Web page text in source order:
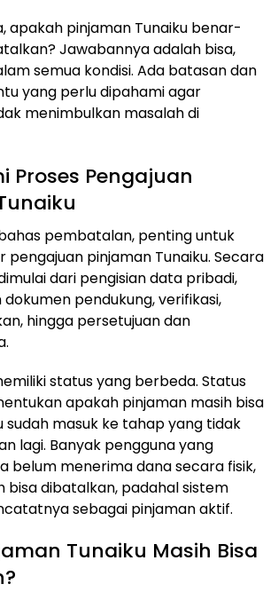
apakah pinjaman Tunaiku benar-
Jawabannya adalah bisa,
semua kondisi. Ada batasan dan
yang perlu dipahami agar
menimbulkan masalah di
Proses Pengajuan
pembatalan, penting untuk
pengajuan pinjaman Tunaiku. Secara
dari pengisian data pribadi,
pendukung, verifikasi,
hingga persetujuan dan
status yang berbeda. Status
apakah pinjaman masih bisa
sudah masuk ke tahap yang tidak
lagi. Banyak pengguna yang
belum menerima dana secara fisik,
bisa dibatalkan, padahal sistem
sebagai pinjaman aktif.
Tunaiku Masih Bisa